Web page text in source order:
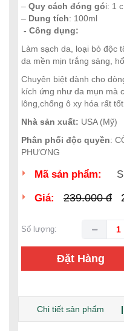
– Quy cách đóng gói: 1
– Dung tích: 100ml
- Công dụng:
Làm sạch da, loại bỏ độc
da mền mịn trắng sáng,
Chuyên biệt dành cho
kích ứng như da mụn mà
lông,chống ô xy hóa rất
Nhà sản xuất: USA (Mỹ)
Phân phối độc quyền:
PHƯƠNG
Mã sản phẩm:
Giá: 239.000đ
Số lượng:
Đặt Hàng
Chi tiết sản phẩm